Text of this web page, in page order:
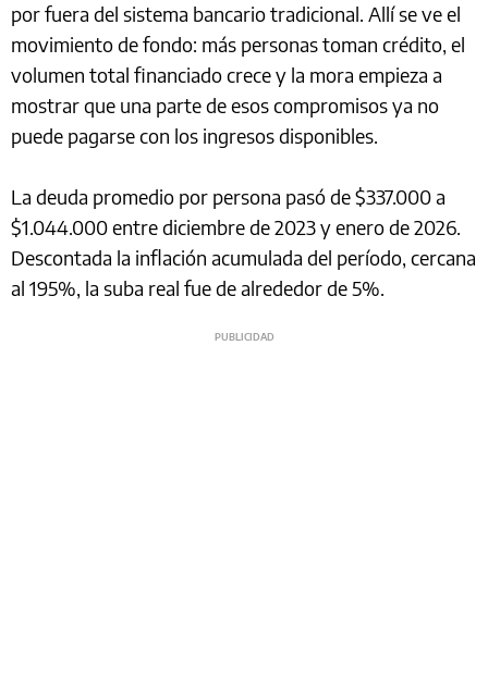
por fuera del sistema bancario tradicional. Allí se ve el
movimiento de fondo: más personas toman crédito, el
volumen total financiado crece y la mora empieza a
mostrar que una parte de esos compromisos ya no
puede pagarse con los ingresos disponibles.
La deuda promedio por persona pasó de $337.000 a
$1.044.000 entre diciembre de 2023 y enero de 2026.
Descontada la inflación acumulada del período, cercana
al 195%, la suba real fue de alrededor de 5%.